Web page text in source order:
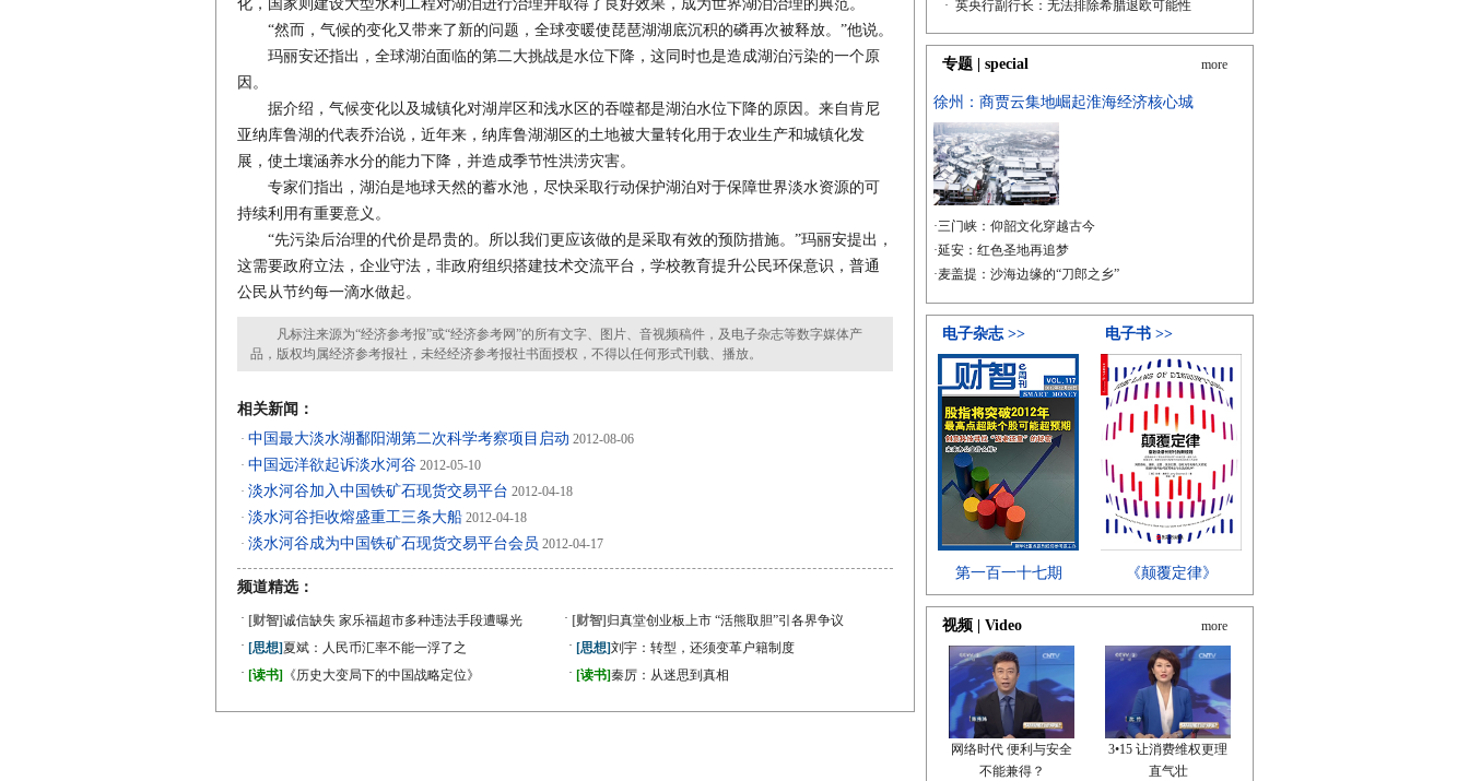
化，国家则建设大型水利工程对湖泊进行治理并取得了良好效果，成为世界湖泊治理的典范。
“然而，气候的变化又带来了新的问题，全球变暖使琵琶湖湖底沉积的磷再次被释放。”他说。
玛丽安还指出，全球湖泊面临的第二大挑战是水位下降，这同时也是造成湖泊污染的一个原
因。
据介绍，气候变化以及城镇化对湖岸区和浅水区的吞噬都是湖泊水位下降的原因。来自肯尼
亚纳库鲁湖的代表乔治说，近年来，纳库鲁湖湖区的土地被大量转化用于农业生产和城镇化发
展，使土壤涵养水分的能力下降，并造成季节性洪涝灾害。
专家们指出，湖泊是地球天然的蓄水池，尽快采取行动保护湖泊对于保障世界淡水资源的可
持续利用有重要意义。
“先污染后治理的代价是昂贵的。所以我们更应该做的是采取有效的预防措施。”玛丽安提出，
这需要政府立法，企业守法，非政府组织搭建技术交流平台，学校教育提升公民环保意识，普通
公民从节约每一滴水做起。
凡标注来源为“经济参考报”或“经济参考网”的所有文字、图片、音视频稿件，及电子杂志等数字媒体产
品，版权均属经济参考报社，未经经济参考报社书面授权，不得以任何形式刊载、播放。
相关新闻：
· 中国最大淡水湖鄱阳湖第二次科学考察项目启动 2012-08-06
· 中国远洋欲起诉淡水河谷 2012-05-10
· 淡水河谷加入中国铁矿石现货交易平台 2012-04-18
· 淡水河谷拒收熔盛重工三条大船 2012-04-18
· 淡水河谷成为中国铁矿石现货交易平台会员 2012-04-17
频道精选：
· [财智]诚信缺失 家乐福超市多种违法手段遭曝光 · [财智] 归真堂创业板上市 “活熊取胆”引各界争议
· [思想]夏斌：人民币汇率不能一浮了之 · [思想]刘宇：转型，还须变革户籍制度
· [读书] 《历史大变局下的中国战略定位》 · [读书]秦厉：从迷思到真相